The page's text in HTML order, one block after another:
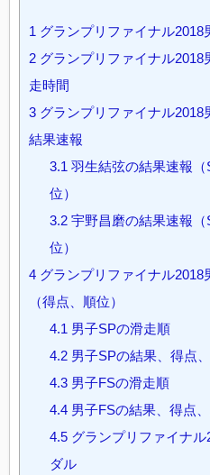
1 グランプリファイナル
2 グランプリファイナル
走時間
3 グランプリファイナル
結果速報
3.1 羽生結弦の結果速報
位）
3.2宇野昌磨の結果速報（
位）
4 グランプリファイナル
（得点、順位）
4.1 男子SPの滑走順
4.2男子SPの結果、得点
4.3男子FSの滑走順
4.4男子FSの結果、得点
4.5グランプリファイナル
ダル